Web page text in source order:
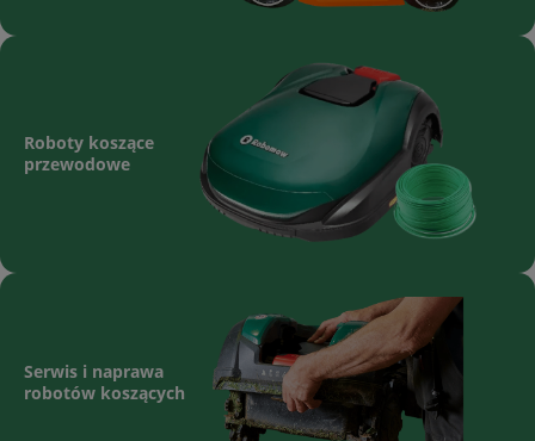
Roboty koszące
przewodowe
Serwis i naprawa
robotów koszących